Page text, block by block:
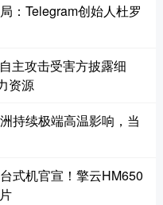
：Telegram创始人杜罗
主攻击受害方披露细
资源
持续极端高温影响，当
式机官宣！擎云HM650